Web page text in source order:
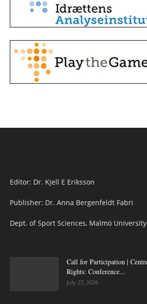
Editor: Dr. Kjell E Eriksson
Publisher: Dr. Anna Bergenfeldt Fabri
Dept. of Sport Sciences, Malmö University
Call for Participation |
Rights: Conference...
July 27, 2026